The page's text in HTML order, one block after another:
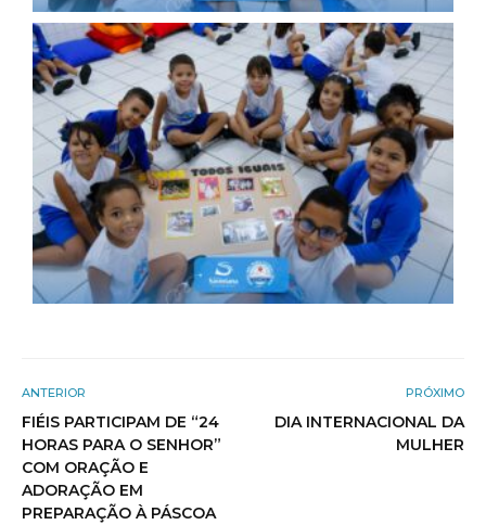
ANTERIOR
FIÉIS PARTICIPAM DE “24
HORAS PARA O SENHOR”
COM ORAÇÃO E
ADORAÇÃO EM
PREPARAÇÃO À PÁSCOA
PRÓXIMO
DIA INTERNACIONAL DA
MULHER